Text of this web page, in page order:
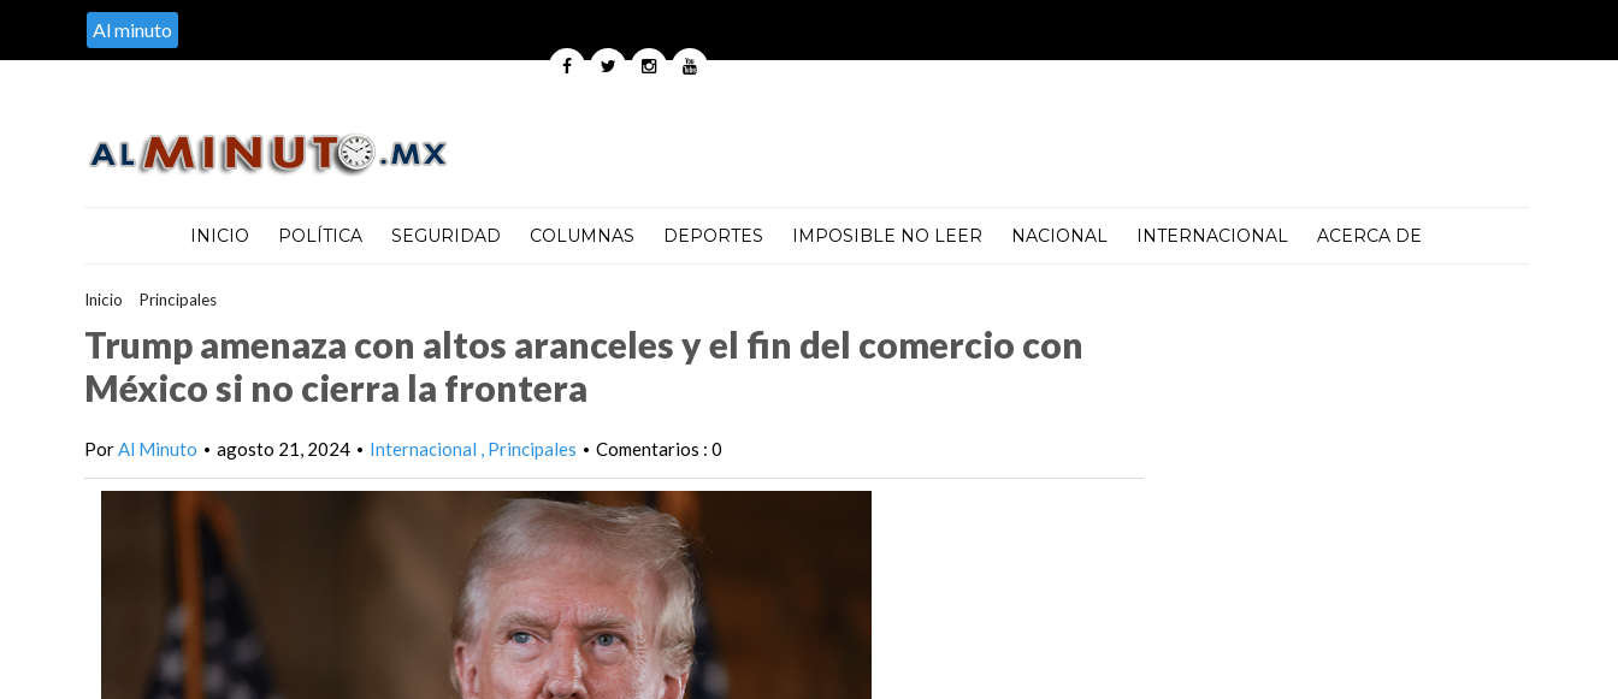
Al minuto
INICIO POLÍTICA SEGURIDAD COLUMNAS DEPORTES IMPOSIBLE NO LEER NACIONAL INTERNACIONAL ACERCA DE
Inicio Principales>
Trump amenaza con altos aranceles y el fin del comercio con
México si no cierra la frontera
PorAl Minuto • agosto 21, 2024 • Internacional Principales • Comentarios : 0